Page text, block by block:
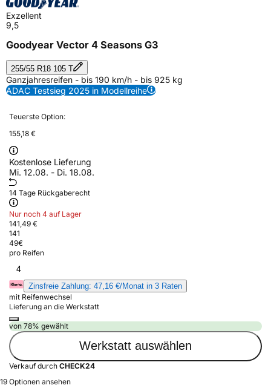
Exzellent
9,5
Goodyear Vector 4 Seasons G3
255/55 R18 105 T
Ganzjahresreifen - bis 190 km/h - bis 925 kg
ADAC Testsieg 2025 in Modellreihe
Teuerste Option:
155,18 €
Kostenlose Lieferung
Mi. 12.08. - Di. 18.08.
14 Tage Rückgaberecht
Nur noch 4 auf Lager
141,49 €
141
49€
pro Reifen
4
Zinsfreie Zahlung: 47,16 €/Monat in 3 Raten
mit Reifenwechsel
Lieferung an die Werkstatt
von 78% gewählt
Werkstatt auswählen
Verkauf durch CHECK24
19 Optionen ansehen